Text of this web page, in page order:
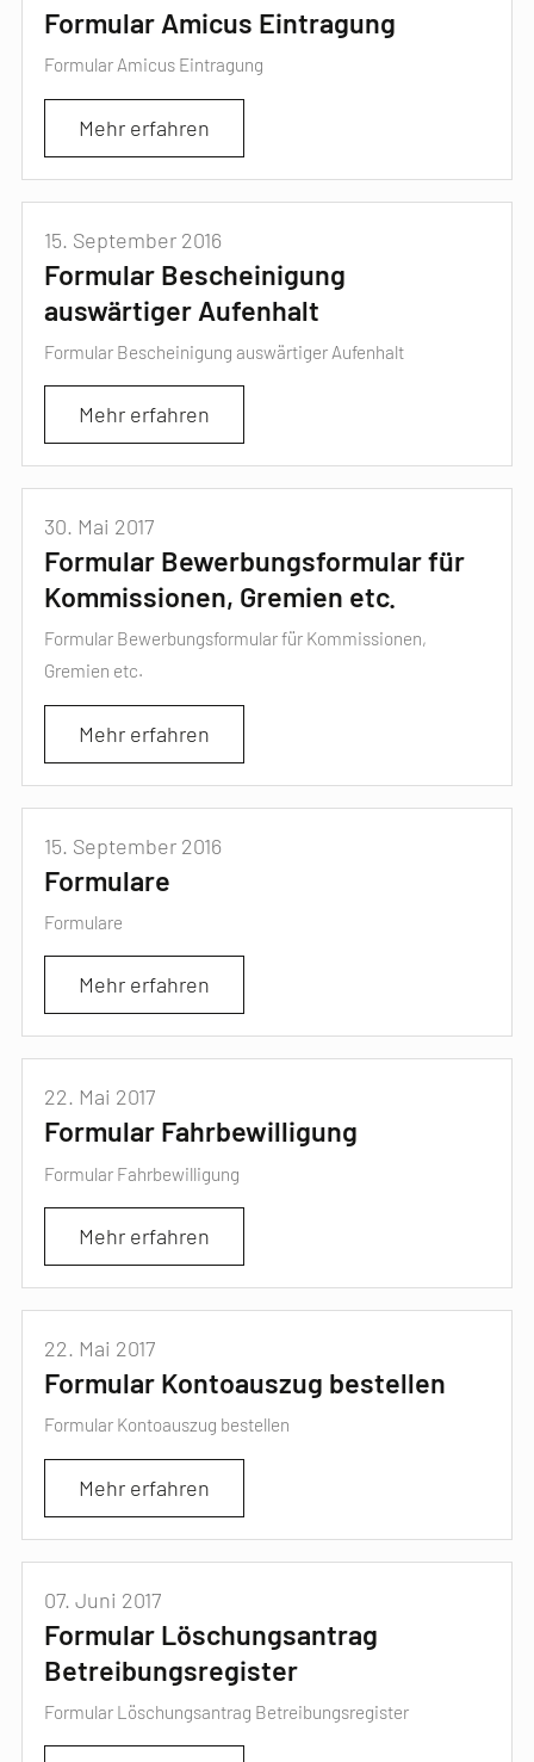
Formular Amicus Eintragung
Formular Amicus Eintragung
Mehr erfahren
15. September 2016
Formular Bescheinigung
auswärtiger Aufenhalt
Formular Bescheinigung auswärtiger Aufenhalt
Mehr erfahren
30. Mai 2017
Formular Bewerbungsformular für
Kommissionen, Gremien etc.
Formular Bewerbungsformular für Kommissionen,
Gremien etc.
Mehr erfahren
15. September 2016
Formulare
Formulare
Mehr erfahren
22. Mai 2017
Formular Fahrbewilligung
Formular Fahrbewilligung
Mehr erfahren
22. Mai 2017
Formular Kontoauszug bestellen
Formular Kontoauszug bestellen
Mehr erfahren
07. Juni 2017
Formular Löschungsantrag
Betreibungsregister
Formular Löschungsantrag Betreibungsregister